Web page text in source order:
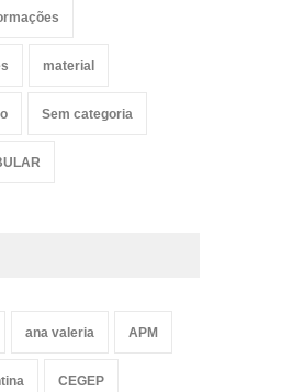
material
Sem categoria
ana valeria APM
CEGEP